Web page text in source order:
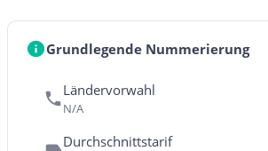
Grundlegende Nummerierung
Ländervorwahl
N/A
Durchschnittstarif